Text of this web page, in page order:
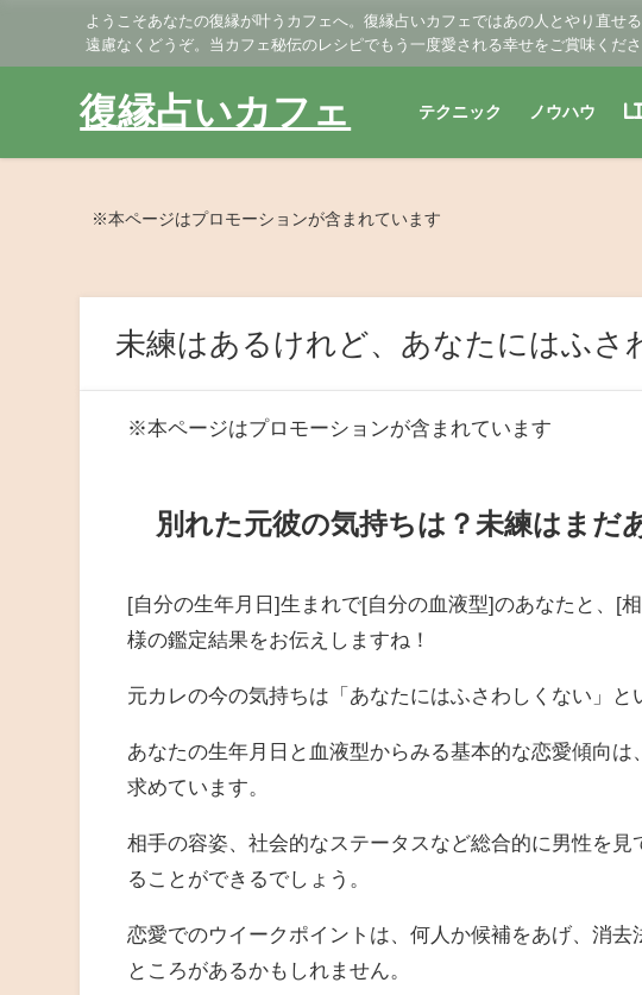
ようこそあなたの復縁が叶うカフェへ。復縁占いカフェではあの人とやり直
遠慮なくどうぞ。当カフェ秘伝のレシピでもう一度愛される幸せをご賞味くださ
復縁占いカフェ テクニック ノウハウ
※本ページはプロモーションが含まれています
未練はあるけれど、あなたにはふさ
※本ページはプロモーションが含まれています
別れた元彼の気持ちは？未練はまだ
[自分の生年月日]生まれで[自分の血液型]のあなたと、[
様の鑑定結果をお伝えしますね！
元カレの今の気持ちは「あなたにはふさわしくない」と
あなたの生年月日と血液型からみる基本的な恋愛傾向
求めています。
相手の容姿、社会的なステータスなど総合的に男性を
ることができるでしょう。
恋愛でのウイークポイントは、何人か候補をあげ、消
ところがあるかもしれません。